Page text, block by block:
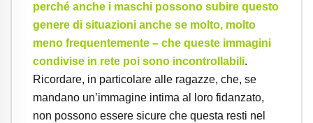
perché anche i maschi possono subire questo
genere di situazioni anche se molto, molto
meno frequentemente – che queste immagini
condivise in rete poi sono incontrollabili.
Ricordare, in particolare alle ragazze, che, se
mandano un’immagine intima al loro fidanzato,
non possono essere sicure che questa resti nel